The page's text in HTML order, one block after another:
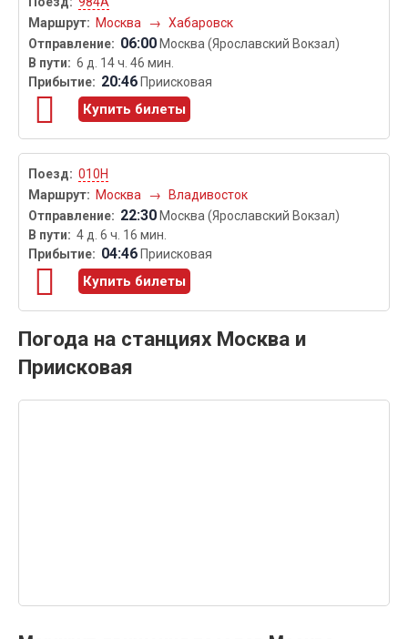
Москва
→ Хабаровск
06:00 Москва (Ярославский Вокзал)
6 д. 14 ч. 46 мин.
20:46 Приисковая
Купить билеты
010Н
Москва
→ Владивосток
22:30 Москва (Ярославский Вокзал)
4 д. 6 ч. 16 мин.
04:46 Приисковая
Купить билеты
Погода на станциях Москва и
Приисковая